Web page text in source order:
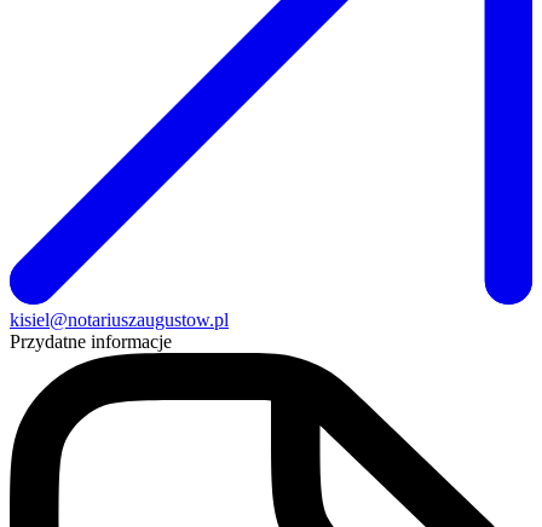
kisiel@notariuszaugustow.pl
Przydatne informacje